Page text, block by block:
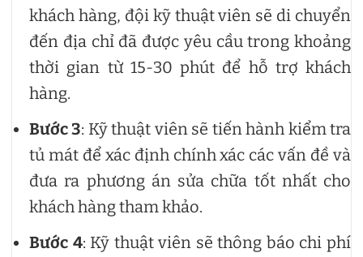
khách hàng, đội kỹ thuật viên sẽ di chuyển
đến địa chỉ đã được yêu cầu trong khoảng
thời gian từ 15-30 phút để hỗ trợ khách
hàng.
Bước 3: Kỹ thuật viên sẽ tiến hành kiểm tra
tủ mát để xác định chính xác các vấn đề và
đưa ra phương án sửa chữa tốt nhất cho
khách hàng tham khảo.
Bước 4: Kỹ thuật viên sẽ thông báo chi phí